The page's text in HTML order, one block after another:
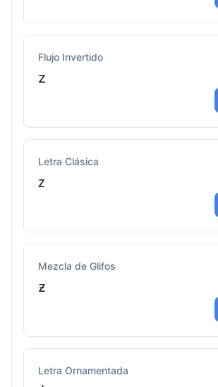
Flujo Invertido
z
Letra Clásica
ᴢ
Mezcla de Glifos
ƶ
Letra Ornamentada